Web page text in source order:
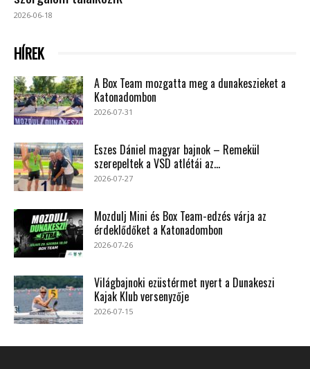
2026-06-18
HÍREK
A Box Team mozgatta meg a dunakeszieket a
Katonadombon
2026-07-31
Eszes Dániel magyar bajnok – Remekül
szerepeltek a VSD atlétái az...
2026-07-27
Mozdulj Mini és Box Team-edzés várja az
érdeklődőket a Katonadombon
2026-07-26
Világbajnoki ezüstérmet nyert a Dunakeszi
Kajak Klub versenyzője
2026-07-15